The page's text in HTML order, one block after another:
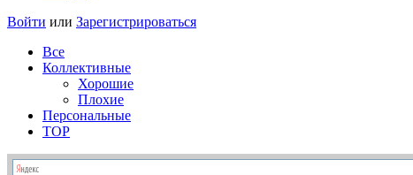
Войти или Зарегистрироваться
Все
Коллективные
Хорошие
Плохие
Персональные
TOP